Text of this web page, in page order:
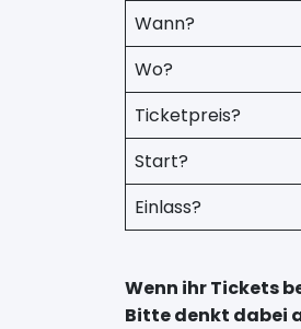
Wann?
Wo?
Ticketpreis?
Start?
Einlass?
Wenn ihr Tickets
Bitte denkt dabei